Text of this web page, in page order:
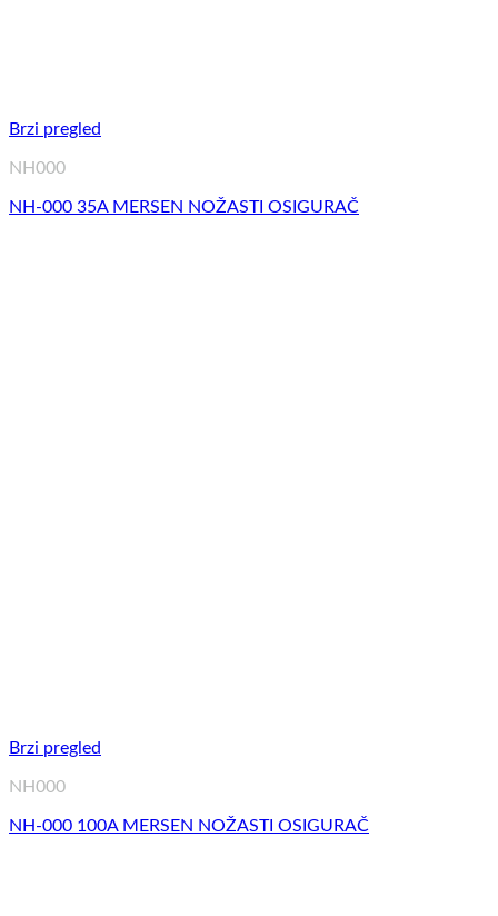
Brzi pregled
NH000
NH-000 35A MERSEN NOŽASTI OSIGURAČ
Brzi pregled
NH000
NH-000 100A MERSEN NOŽASTI OSIGURAČ